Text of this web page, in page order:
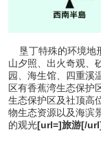
垦丁特殊的环境地
山夕照、出火奇观、
园、海生馆、四重溪
区有香蕉湾生态保护
生态保护区及社顶高
物生态资源以及海滨
的观光[url=]旅游[/